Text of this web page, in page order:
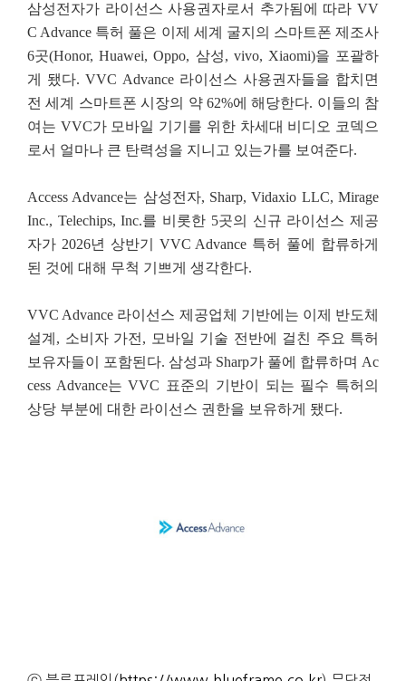
삼성전자가 라이선스 사용권자로서 추가됨에 따라 VV
C Advance 특허 풀은 이제 세계 굴지의 스마트폰 제조사
6곳(Honor, Huawei, Oppo, 삼성, vivo, Xiaomi)을 포괄하
게 됐다. VVC Advance 라이선스 사용권자들을 합치면
전 세계 스마트폰 시장의 약 62%에 해당한다. 이들의 참
여는 VVC가 모바일 기기를 위한 차세대 비디오 코덱으
로서 얼마나 큰 탄력성을 지니고 있는가를 보여준다.
Access Advance는 삼성전자, Sharp, Vidaxio LLC, Mirage
Inc., Telechips, Inc.를 비롯한 5곳의 신규 라이선스 제공
자가 2026년 상반기 VVC Advance 특허 풀에 합류하게
된 것에 대해 무척 기쁘게 생각한다.
VVC Advance 라이선스 제공업체 기반에는 이제 반도체
설계, 소비자 가전, 모바일 기술 전반에 걸친 주요 특허
보유자들이 포함된다. 삼성과 Sharp가 풀에 합류하며 Ac
cess Advance는 VVC 표준의 기반이 되는 필수 특허의
상당 부분에 대한 라이선스 권한을 보유하게 됐다.